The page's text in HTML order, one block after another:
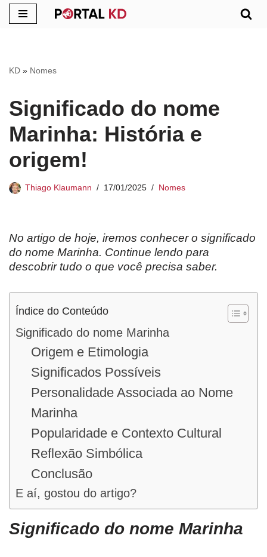
conteúdo
KD » Nomes
Significado do nome
Marinha: História e
origem!
Thiago Klaumann 17/01/2025 Nomes
No artigo de hoje, iremos conhecer o significado
do nome Marinha. Continue lendo para
descobrir tudo o que você precisa saber.
Índice do Conteúdo
Significado do nome Marinha
Origem e Etimologia
Significados Possíveis
Personalidade Associada ao Nome
Marinha
Popularidade e Contexto Cultural
Reflexão Simbólica
Conclusão
E aí, gostou do artigo?
Significado do nome Marinha